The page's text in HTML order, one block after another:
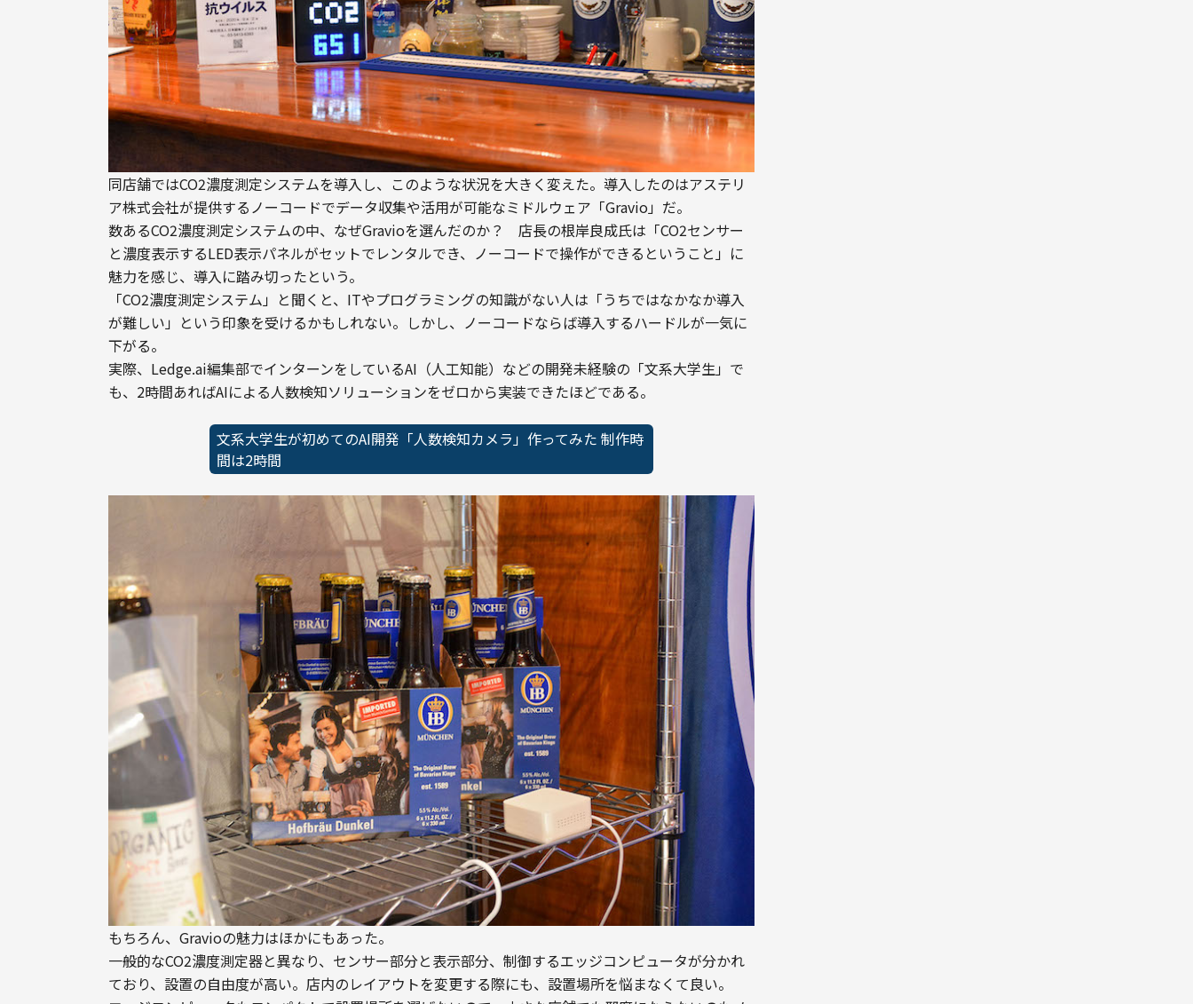
同店舗ではCO2濃度測定システムを導入し、このような状況を大きく変えた。導入したのはアステリ
ア株式会社が提供するノーコードでデータ収集や活用が可能なミドルウェア「Gravio」だ。
数あるCO2濃度測定システムの中、なぜGravioを選んだのか？　店長の根岸良成氏は「CO2センサー
と濃度表示するLED表示パネルがセットでレンタルでき、ノーコードで操作ができるということ」に
魅力を感じ、導入に踏み切ったという。
「CO2濃度測定システム」と聞くと、ITやプログラミングの知識がない人は「うちではなかなか導入
が難しい」という印象を受けるかもしれない。しかし、ノーコードならば導入するハードルが一気に
下がる。
実際、Ledge.ai編集部でインターンをしているAI（人工知能）などの開発未経験の「文系大学生」で
も、2時間あればAIによる人数検知ソリューションをゼロから実装できたほどである。
文系大学生が初めてのAI開発「人数検知カメラ」作ってみた 制作時
間は2時間
もちろん、Gravioの魅力はほかにもあった。
一般的なCO2濃度測定器と異なり、センサー部分と表示部分、制御するエッジコンピュータが分かれ
ており、設置の自由度が高い。店内のレイアウトを変更する際にも、設置場所を悩まなくて良い。